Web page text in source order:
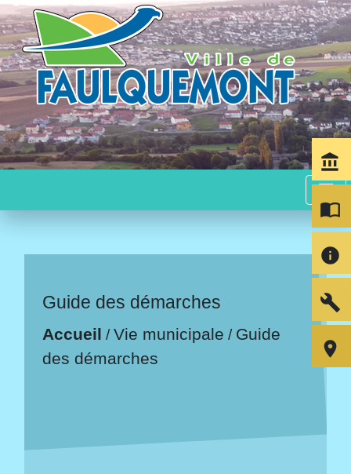
menu
Guide des démarches
Accueil /Vie municipale / Guide
des démarches
account_balance
import_contacts
info
build
room